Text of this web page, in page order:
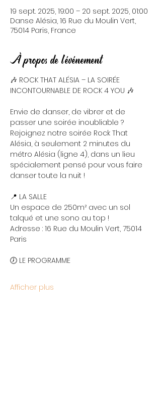
19 sept. 2025, 19:00 – 20 sept. 2025, 01:00
Danse Alésia, 16 Rue du Moulin Vert,
75014 Paris, France
À propos de l'événement
🎶 ROCK THAT ALÉSIA – LA SOIRÉE
INCONTOURNABLE DE ROCK 4 YOU 🎶
Envie de danser, de vibrer et de
passer une soirée inoubliable ?
Rejoignez notre soirée Rock That
Alésia, à seulement 2 minutes du
métro Alésia (ligne 4), dans un lieu
spécialement pensé pour vous faire
danser toute la nuit !
📍 LA SALLE
Un espace de 250m² avec un sol
talqué et une sono au top !
Adresse : 16 Rue du Moulin Vert, 75014
Paris
🕖 LE PROGRAMME
Afficher plus